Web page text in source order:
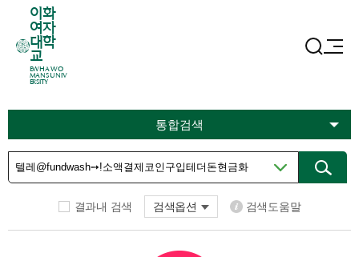
이화
여자
대학
교
EWHA WO
MANS UNIV
ERSITY
통합검색
결과내 검색 검색옵션 검색도움말